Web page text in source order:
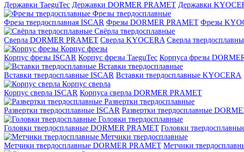
Державки TaeguTec Державки DORMER PRAMET Державки
Фрезы твердосплавные
Фреза твердосплавная ISCAR Фрезы DORMER PRAMET Фрезы
Свёрла твердосплавные
Сверла DORMER PRAMET Сверла KYOCERA Сверла
Корпус фрезы
Корпус фрезы ISCAR Корпус фрезы TaeguTec Корпуса фрезы
Вставки твердосплавные
Вставки твердосплавные ISCAR Вставки твердосплавные KYOCERA
Корпус сверла
Корпус сверла ISCAR Корпуса сверла DORMER PRAMET
Развертки твердосплавные
Развертки твердосплавные ISCAR Развертки твердосплавные
Головки твердосплавные
Головки твердосплавные DORMER PRAMET Головки
Метчики твердосплавные
Метчики твердосплавные DORMER PRAMET Метчики